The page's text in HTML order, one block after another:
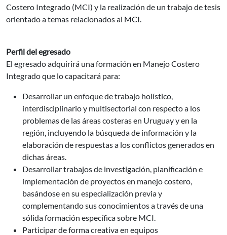
Costero Integrado (MCI) y la realización de un trabajo de tesis
orientado a temas relacionados al MCI.
Perfil del egresado
El egresado adquirirá una formación en Manejo Costero
Integrado que lo capacitará para:
Desarrollar un enfoque de trabajo holístico,
interdisciplinario y multisectorial con respecto a los
problemas de las áreas costeras en Uruguay y en la
región, incluyendo la búsqueda de información y la
elaboración de respuestas a los conflictos generados en
dichas áreas.
Desarrollar trabajos de investigación, planificación e
implementación de proyectos en manejo costero,
basándose en su especialización previa y
complementando sus conocimientos a través de una
sólida formación específica sobre MCI.
Participar de forma creativa en equipos